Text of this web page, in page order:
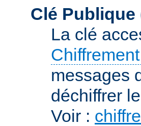
Clé
La clé
messages
déchiffrer
Voir :